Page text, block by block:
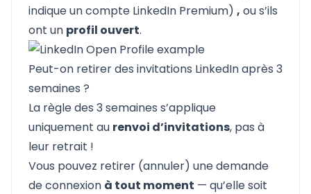
indique un compte LinkedIn Premium) , ou s’ils
ont un profil ouvert.
Peut-on retirer des invitations LinkedIn après 3
semaines ?
La règle des 3 semaines s’applique
uniquement au renvoi d’invitations, pas à
leur retrait !
Vous pouvez retirer (annuler) une demande
de connexion à tout moment — qu’elle soit